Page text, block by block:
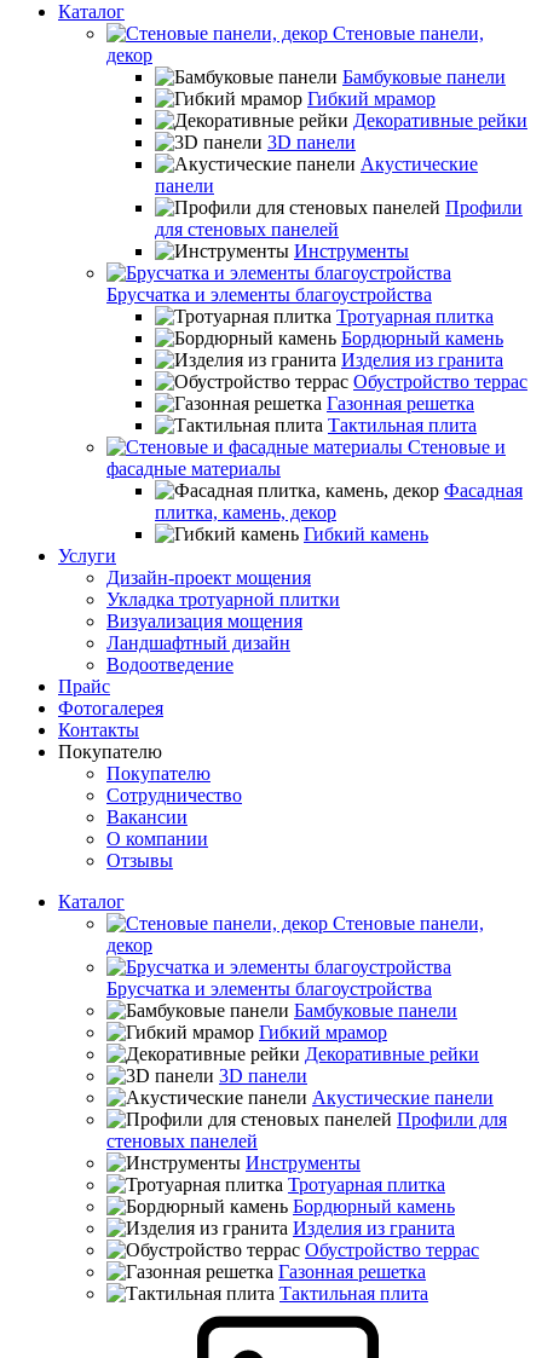
Каталог
Стеновые панели,
декор
Бамбуковые панели
Гибкий мрамор
Декоративные рейки
3D панели
Акустические
панели
Профили
для стеновых панелей
Инструменты
Брусчатка и элементы благоустройства
Тротуарная плитка
Бордюрный камень
Изделия из гранита
Обустройство террас
Газонная решетка
Тактильная плита
Стеновые и
фасадные материалы
Фасадная
плитка, камень, декор
Гибкий камень
Услуги
Дизайн-проект мощения
Укладка тротуарной плитки
Визуализация мощения
Ландшафтный дизайн
Водоотведение
Прайс
Фотогалерея
Контакты
Покупателю
Покупателю
Сотрудничество
Вакансии
О компании
Отзывы
Каталог
Стеновые панели,
декор
Брусчатка и элементы благоустройства
Бамбуковые панели
Гибкий мрамор
Декоративные рейки
3D панели
Акустические панели
Профили для
стеновых панелей
Инструменты
Тротуарная плитка
Бордюрный камень
Изделия из гранита
Обустройство террас
Газонная решетка
Тактильная плита